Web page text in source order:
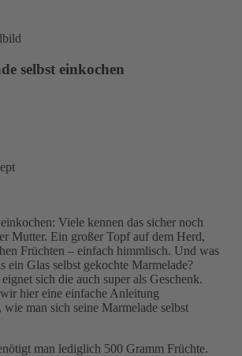
selbst einkochen
Viele kennen das sicher noch
Mutter. Ein großer Topf auf dem Herd,
Früchten – einfach himmlisch. Und was
ein Glas selbst gekochte Marmelade?
sich die auch super als Geschenk.
hier eine einfache Anleitung
wie man sich seine Marmelade selbst
man lediglich 500 Gramm Früchte.